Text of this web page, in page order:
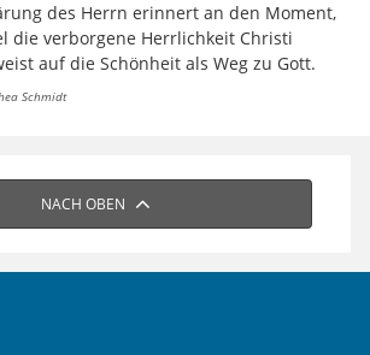
des Herrn erinnert an den Moment,
die verborgene Herrlichkeit Christi
auf die Schönheit als Weg zu Gott.
Schmidt
NACH OBEN